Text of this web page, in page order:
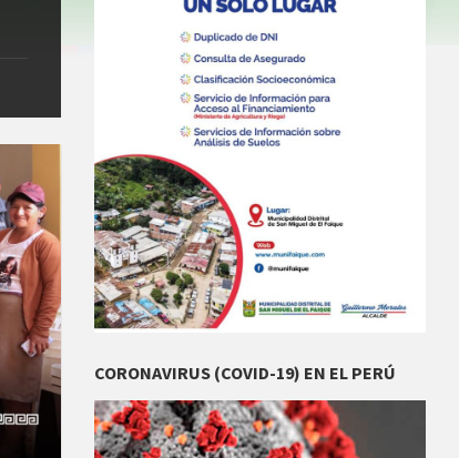
CORONAVIRUS (COVID-19) EN EL PERÚ